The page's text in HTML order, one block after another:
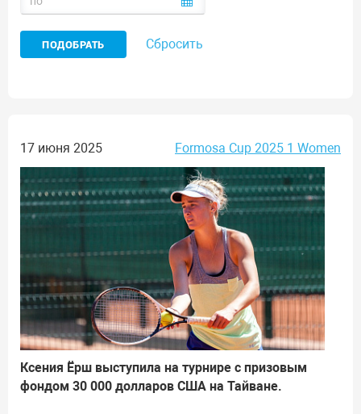
Сбросить
17 июня 2025 Formosa Cup 2025 1 Women
Ксения Ёрш выступила на турнире с призовым
фондом 30 000 долларов США на Тайване.